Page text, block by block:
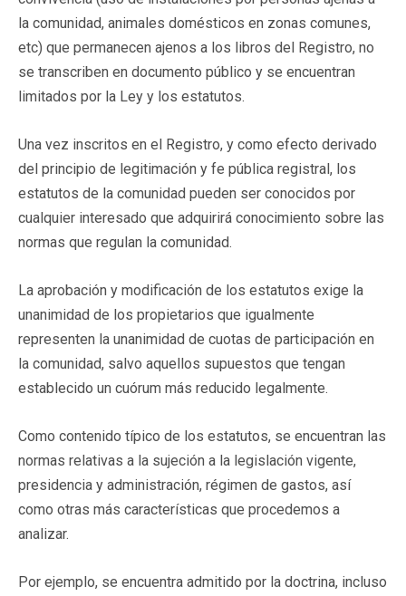
la comunidad, animales domésticos en zonas comunes,
etc) que permanecen ajenos a los libros del Registro, no
se transcriben en documento público y se encuentran
limitados por la Ley y los estatutos.
Una vez inscritos en el Registro, y como efecto derivado
del principio de legitimación y fe pública registral, los
estatutos de la comunidad pueden ser conocidos por
cualquier interesado que adquirirá conocimiento sobre las
normas que regulan la comunidad.
La aprobación y modificación de los estatutos exige la
unanimidad de los propietarios que igualmente
representen la unanimidad de cuotas de participación en
la comunidad, salvo aquellos supuestos que tengan
establecido un cuórum más reducido legalmente.
Como contenido típico de los estatutos, se encuentran las
normas relativas a la sujeción a la legislación vigente,
presidencia y administración, régimen de gastos, así
como otras más características que procedemos a
analizar.
Por ejemplo, se encuentra admitido por la doctrina, incluso